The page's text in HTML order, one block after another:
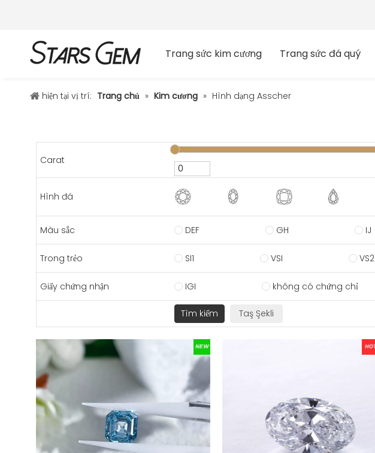
Trang sức kim cương Trang sức đá quý
hiện tại vị trí: Trang chủ » Kim cương » Hình dạng Asscher
Carat
Hình đá
Màu sắc DEF GH IJ
Trong trẻo SI1 VSI VS2
Giấy chứng nhận IGI không có chứng chỉ